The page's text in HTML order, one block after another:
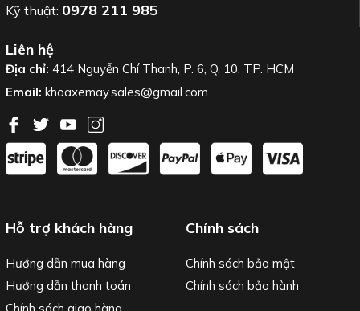
Kỹ thuật: 0978 211 985
Liên hệ
Địa chỉ: 414 Nguyễn Chí Thanh, P. 6, Q. 10, TP. HCM
Email: khoaxemay.sales@gmail.com
Hỗ trợ khách hàng
Hướng dẫn mua hàng
Hướng dẫn thanh toán
Chính sách giao hàng
Chính sách
Chính sách bảo mật
Chính sách bảo hành